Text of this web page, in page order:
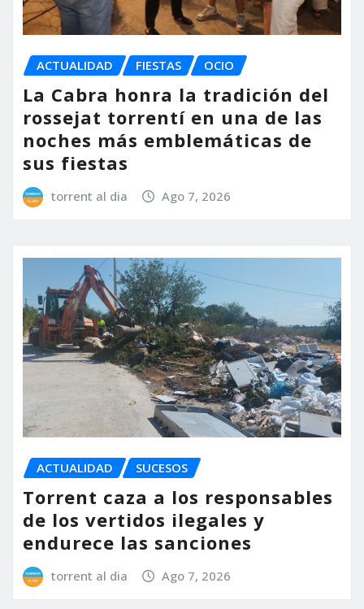
ACTUALIDAD FIESTAS OCIO
La Cabra honra la tradición del
rossejat torrentí en una de las
noches más emblemáticas de
sus fiestas
torrent al dia Ago 7, 2026
ACTUALIDAD SUCESOS
Torrent caza a los responsables
de los vertidos ilegales y
endurece las sanciones
torrent al dia Ago 7, 2026